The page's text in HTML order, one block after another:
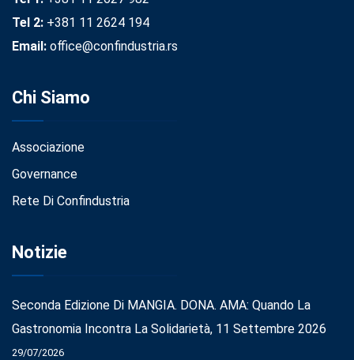
Tel 2: +381 11 2624 194
Email: office@confindustria.rs
Chi Siamo
Associazione
Governance
Rete Di Confindustria
Notizie
Seconda Edizione Di MANGIA. DONA. AMA: Quando La
Gastronomia Incontra La Solidarietà, 11 Settembre 2026
29/07/2026